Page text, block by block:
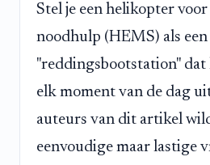
Stel je een helikopter
noodhulp (HEMS) als
"reddingsbootstation" dat
elk moment van de dag
auteurs van dit artikel
eenvoudige maar lastige